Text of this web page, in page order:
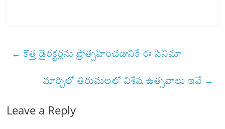
← కొత్త డైరక్టర్లను ప్రోత్సహించడానికే ఈ సినిమా
మార్చిలో తిరుమలలో విశేష ఉత్సవాలు ఇవే →
Leave a Reply